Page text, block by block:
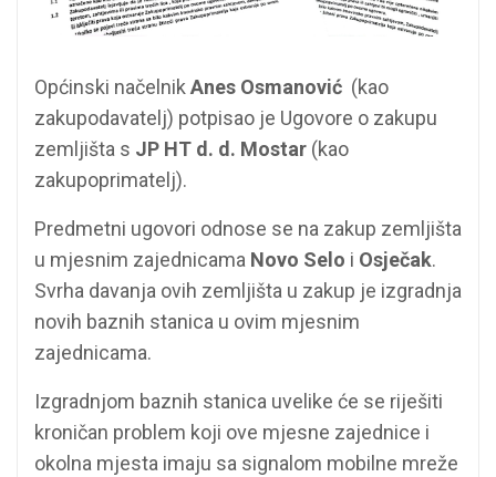
Općinski načelnikAnes Osmanović (kao
zakupodavatelj) potpisao je Ugovore o zakupu
zemljišta s JP HT d. d. Mostar (kao
zakupoprimatelj).
Predmetni ugovori odnose se na zakup zemljišta
u mjesnim zajednicama Novo Selo i Osječak.
Svrha davanja ovih zemljišta u zakup je izgradnja
novih baznih stanica u ovim mjesnim
zajednicama.
Izgradnjom baznih stanica uvelike će se riješiti
kroničan problem koji ove mjesne zajednice i
okolna mjesta imaju sa signalom mobilne mreže